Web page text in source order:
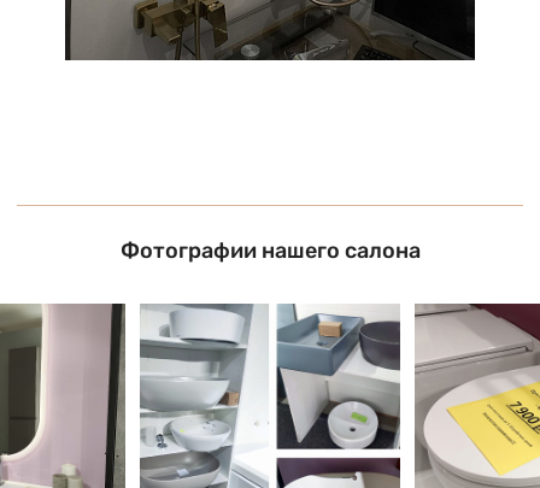
Фотографии нашего салона